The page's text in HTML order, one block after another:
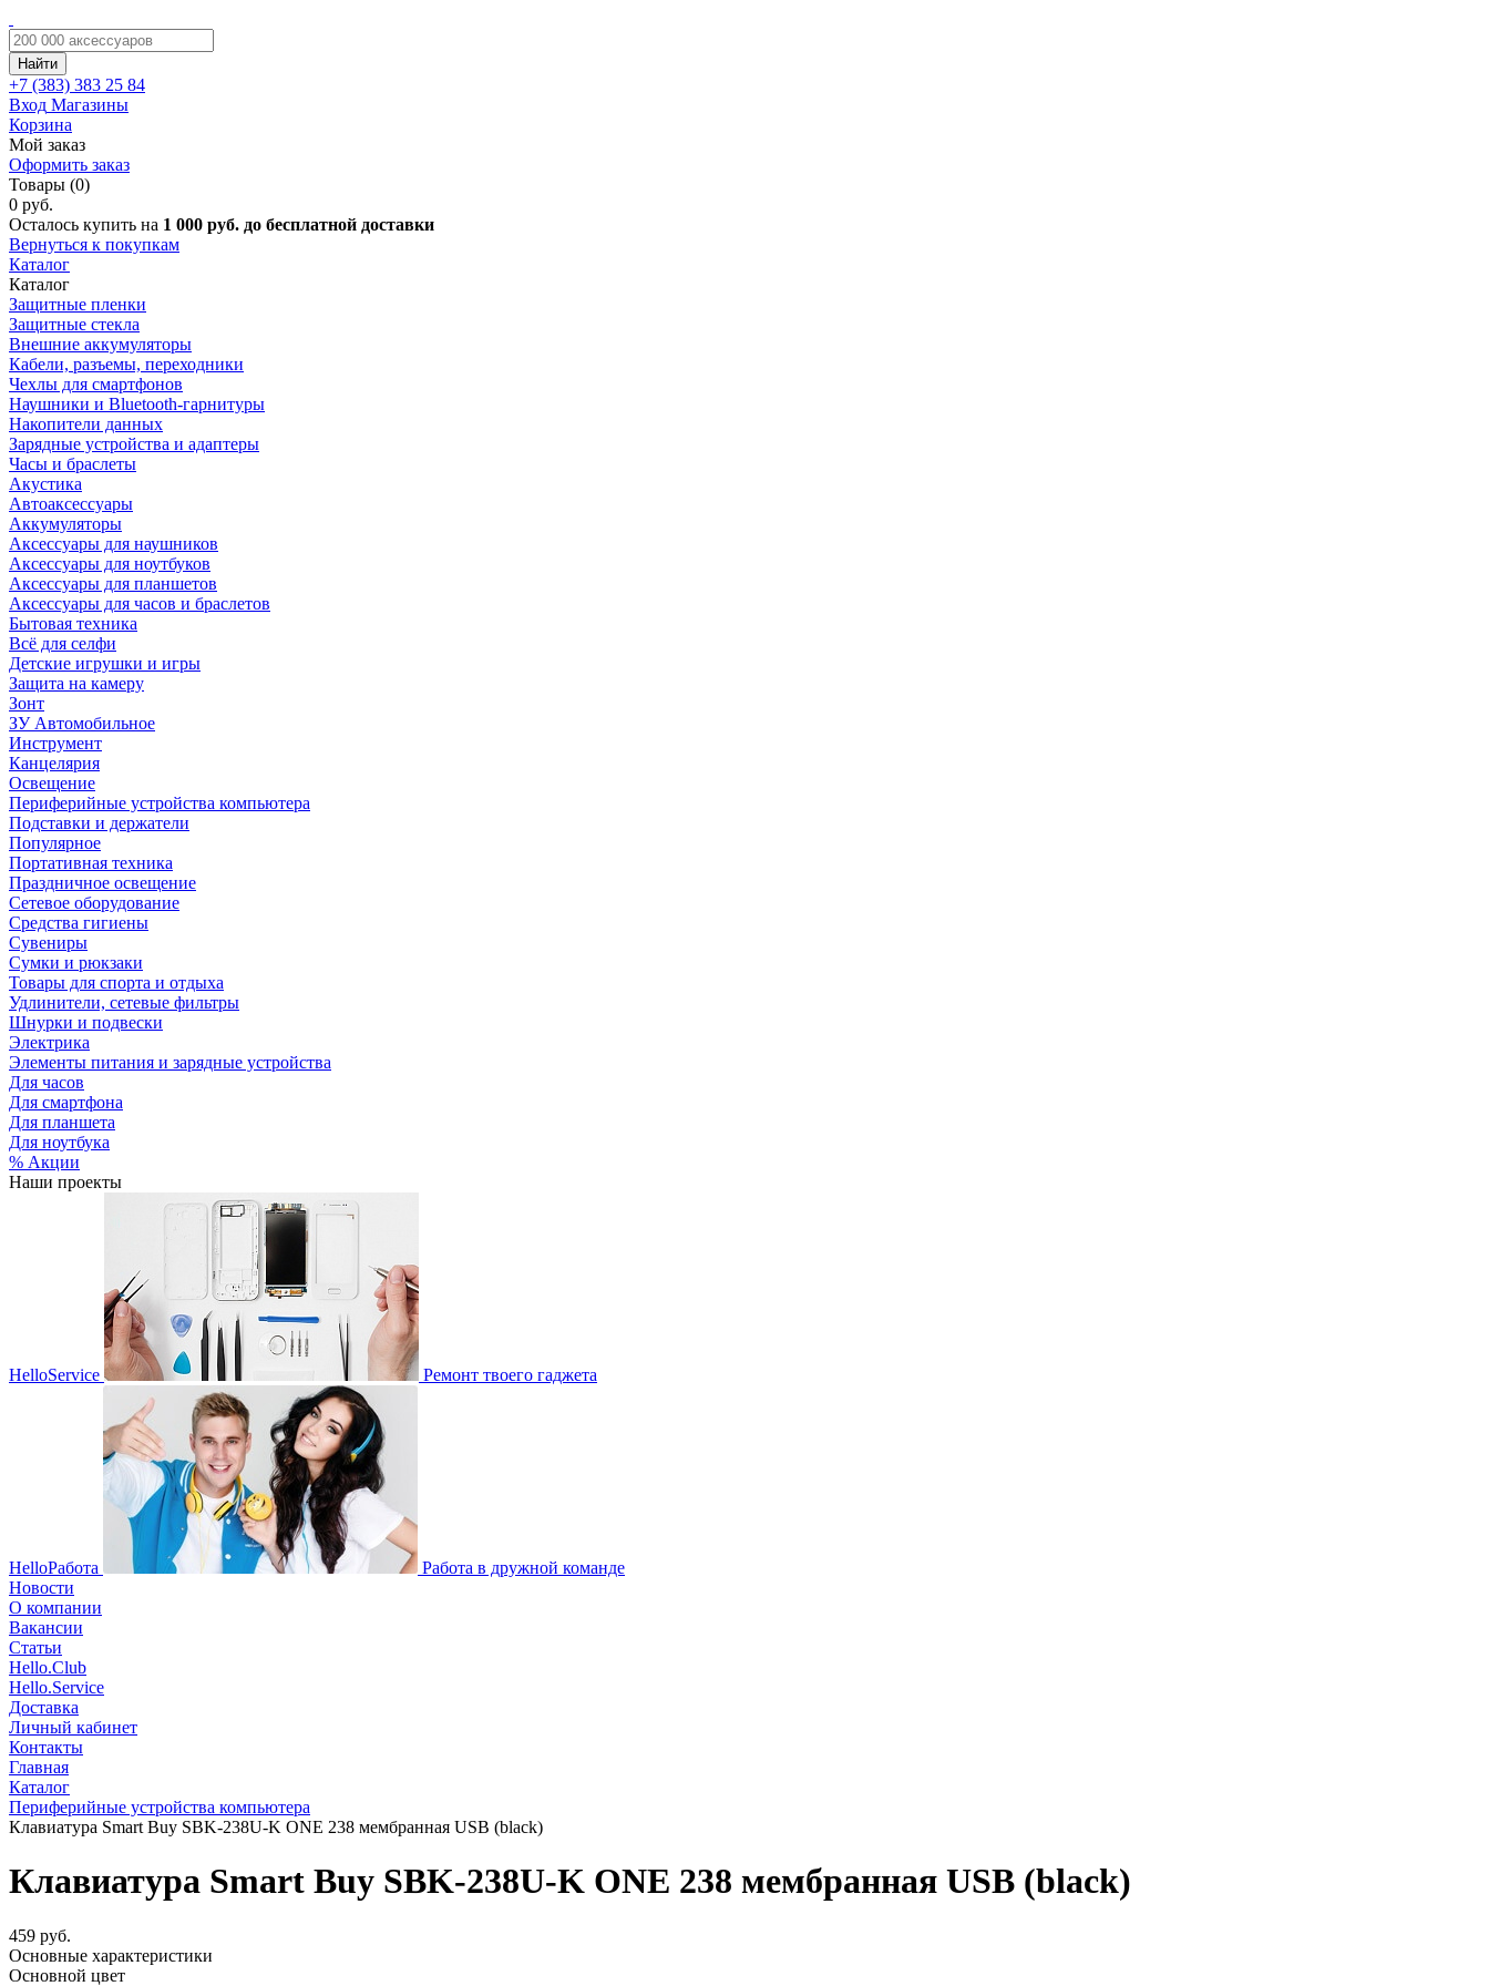
Найти
+7 (383) 383 25 84
Вход Магазины
Корзина
Мой заказ
Оформить заказ
Товары (0)
0 руб.
Осталось купить на 1 000 руб. до бесплатной доставки
Вернуться к покупкам
Каталог
Каталог
Защитные пленки
Защитные стекла
Внешние аккумуляторы
Кабели, разъемы, переходники
Чехлы для смартфонов
Наушники и Bluetooth-гарнитуры
Накопители данных
Зарядные устройства и адаптеры
Часы и браслеты
Акустика
Автоаксессуары
Аккумуляторы
Аксессуары для наушников
Аксессуары для ноутбуков
Аксессуары для планшетов
Аксессуары для часов и браслетов
Бытовая техника
Всё для селфи
Детские игрушки и игры
Защита на камеру
Зонт
ЗУ Автомобильное
Инструмент
Канцелярия
Освещение
Периферийные устройства компьютера
Подставки и держатели
Популярное
Портативная техника
Праздничное освещение
Сетевое оборудование
Средства гигиены
Сувениры
Сумки и рюкзаки
Товары для спорта и отдыха
Удлинители, сетевые фильтры
Шнурки и подвески
Электрика
Элементы питания и зарядные устройства
Для часов
Для смартфона
Для планшета
Для ноутбука
% Акции
Наши проекты
HelloService Ремонт твоего гаджета
HelloРабота
Работа в дружной команде
Новости
О компании
Вакансии
Статьи
Hello.Club
Hello.Service
Доставка
Личный кабинет
Контакты
Главная
Каталог
Периферийные устройства компьютера
Клавиатура Smart Buy SBK-238U-K ONE 238 мембранная USB (black)
Клавиатура Smart Buy SBK-238U-K ONE 238 мембранная USB (black)
459 руб.
Основные характеристики
Основной цвет